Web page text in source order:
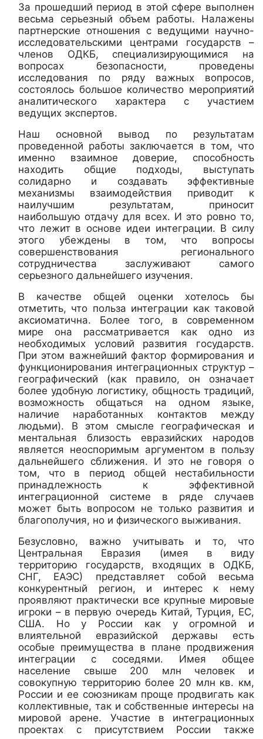
За прошедший период в этой сфере выполнен
весьма серьезный объем работы. Налажены
партнерские отношения с ведущими научно-
исследовательскими центрами государств –
членов ОДКБ, специализирующимися на
вопросах безопасности, проведены
исследования по ряду важных вопросов,
состоялось большое количество мероприятий
аналитического характера с участием
ведущих экспертов.
Наш основной вывод по результатам
проведенной работы заключается в том, что
именно взаимное доверие, способность
находить общие подходы, выступать
солидарно и создавать эффективные
механизмы взаимодействия приводит к
наилучшим результатам, приносит
наибольшую отдачу для всех. И это ровно то,
что лежит в основе идеи интеграции. В силу
этого убеждены в том, что вопросы
совершенствования регионального
сотрудничества заслуживают самого
серьезного дальнейшего изучения.
В качестве общей оценки хотелось бы
отметить, что польза интеграции как таковой
аксиоматична. Более того, в современном
мире она рассматривается как одно из
необходимых условий развития государств.
При этом важнейший фактор формирования и
функционирования интеграционных структур –
географический (как правило, он означает
более удобную логистику, общность традиций,
возможность общаться на одном языке,
наличие наработанных контактов между
людьми). В этом смысле географическая и
ментальная близость евразийских народов
является неоспоримым аргументом в пользу
дальнейшего сближения. И это не говоря о
том, что в период общей нестабильности
принадлежность к эффективной
интеграционной системе в ряде случаев
может быть вопросом не только развития и
благополучия, но и физического выживания.
Безусловно, важно учитывать и то, что
Центральная Евразия (имея в виду
территорию государств, входящих в ОДКБ,
СНГ, ЕАЭС) представляет собой весьма
конкурентный регион, и интерес к нему
проявляют практически все крупные мировые
игроки – в первую очередь Китай, Турция, ЕС,
США. Но у России как у огромной и
влиятельной евразийской державы есть
особые преимущества в плане продвижения
интеграции с соседями. Имея общее
население свыше 200 млн человек и
совокупную территорию более 20 млн кв. км,
России и ее союзникам проще продвигать как
коллективные, так и собственные интересы на
мировой арене. Участие в интеграционных
проектах с присутствием России также